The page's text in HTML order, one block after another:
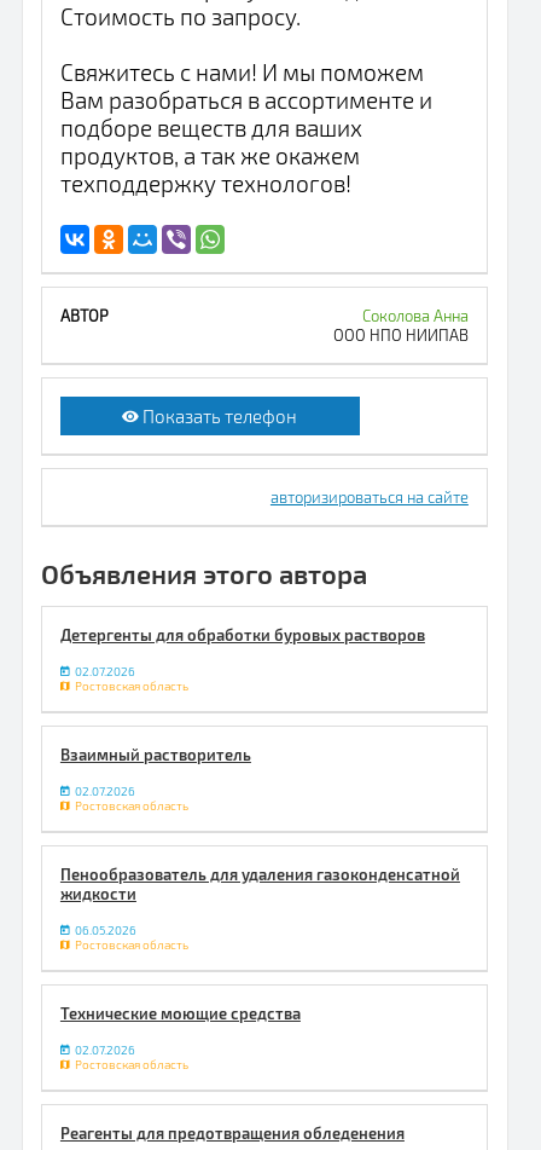
Стоимость по запросу.
Свяжитесь с нами! И мы поможем
Вам разобраться в ассортименте и
подборе веществ для ваших
продуктов, а так же окажем
техподдержку технологов!
Соколова Анна
ООО НПО НИИПАВ
Показать телефон
авторизироваться на сайте
Объявления этого автора
Детергенты для обработки буровых растворов
02.07.2026
Ростовская область
Взаимный растворитель
02.07.2026
Ростовская область
Пенообразователь для удаления газоконденсатной
жидкости
06.05.2026
Ростовская область
Технические моющие средства
02.07.2026
Ростовская область
Реагенты для предотвращения обледенения